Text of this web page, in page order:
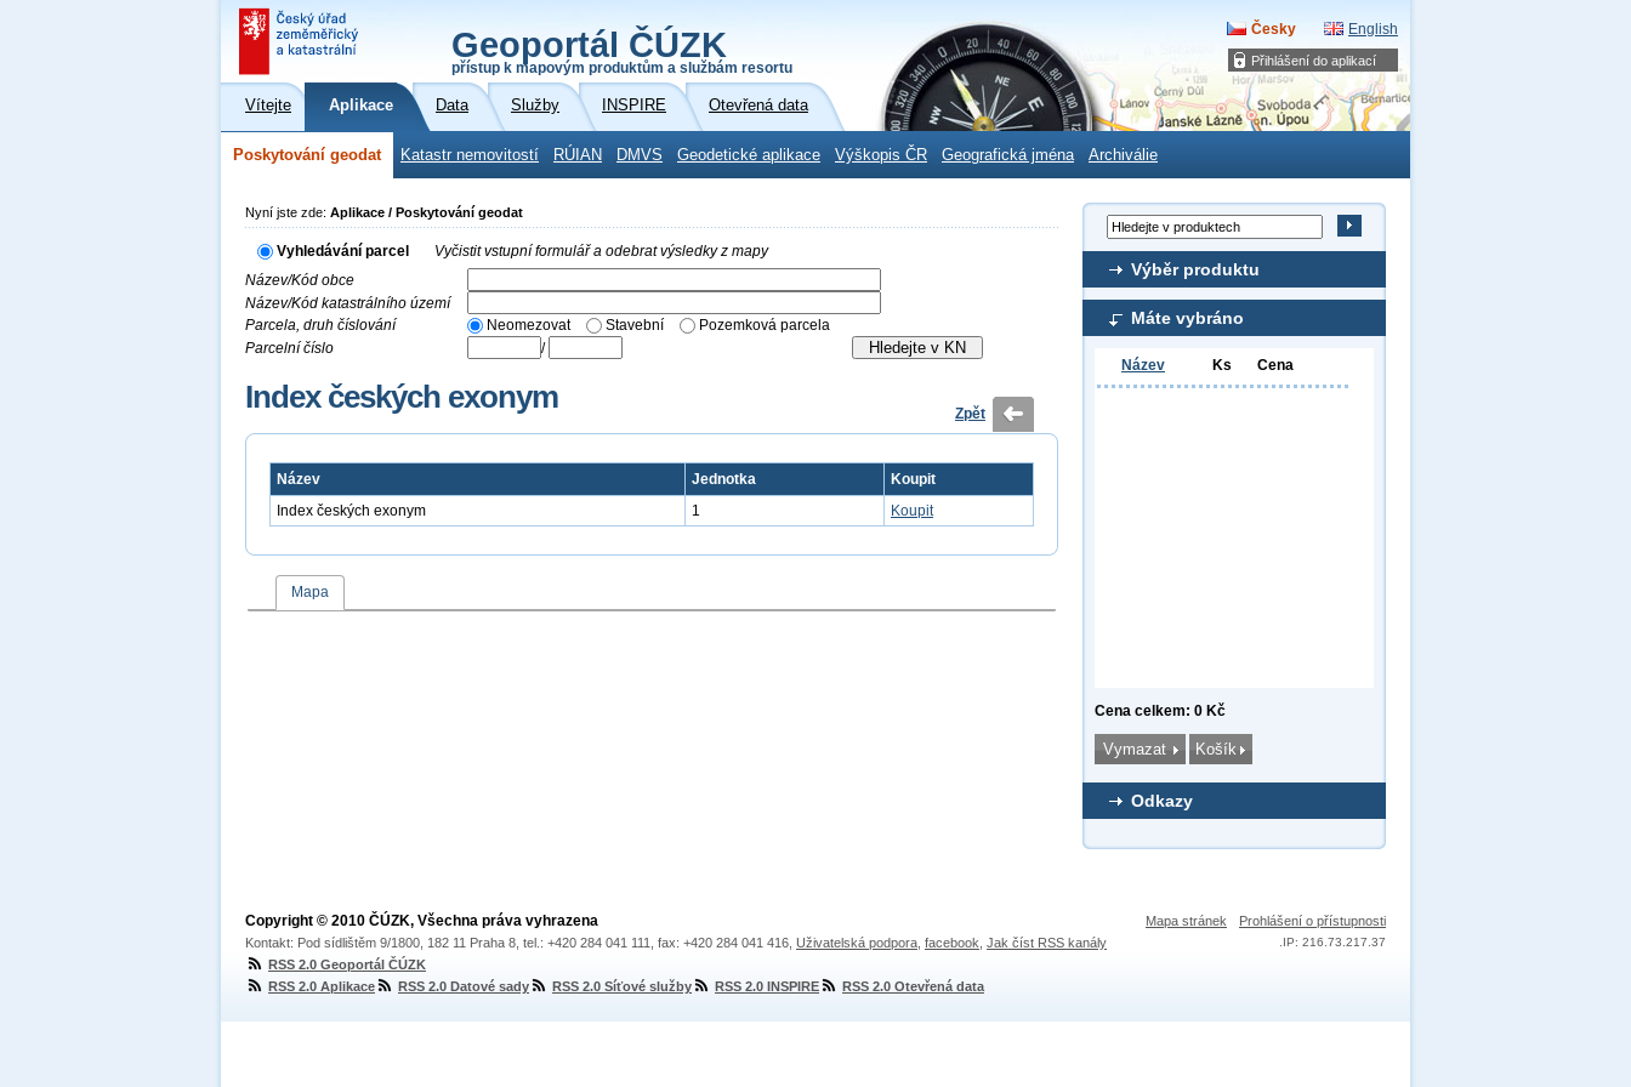
Přihlášení do aplikací
Geoportál ČÚZK
přístup k mapovým produktům a službám resortu
Česky English
Vítejte Aplikace Data Služby INSPIRE Otevřená data
Poskytování geodat Katastr nemovitostí RÚIAN DMVS Geodetické aplikace Výškopis ČR Geografická jména Archiválie
Výběr produktu
Máte vybráno
Název Ks Cena
Cena celkem: 0 Kč
Odkazy
Nyní jste zde: Aplikace / Poskytování geodat
Vyhledávání parcel
Vyčistit vstupní formulář a odebrat výsledky z mapy
Název/Kód obce
Název/Kód katastrálního území
Parcela, druh číslování
Neomezovat Stavební
Pozemková parcela
Parcelní číslo
/
Index českých exonym Zpět
Název Jednotka
Koupit
Index českých exonym
1 Koupit
Mapa
Mapa stránek Prohlášení o přístupnosti
IP: 216.73.217.37
Copyright © 2010 ČÚZK, Všechna práva vyhrazena
Kontakt: Pod sídlištěm 9/1800, 182 11 Praha 8, tel.: +420 284 041 111, fax: +420 284 041 416, Uživatelská podpora facebook Jak číst RSS kanály
RSS 2.0 Geoportál ČÚZK
RSS 2.0 Aplikace
RSS 2.0 Datové sady RSS 2.0 Síťové služby RSS 2.0 INSPIRE RSS 2.0 Otevřená data